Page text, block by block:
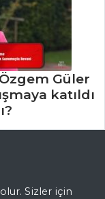
Güler
katıldı
Sizler için